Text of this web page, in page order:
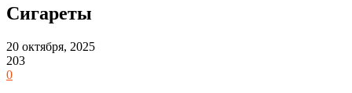
Сигареты
20 октября, 2025
203
0